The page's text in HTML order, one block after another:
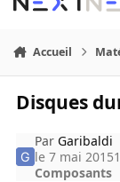
Accueil
Disques
Par Garibaldi
le 7 mai 2015
Composants